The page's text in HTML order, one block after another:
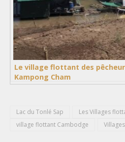
Le village flottant des
Kampong Cham
Lac du Tonlé Sap Les Villages
village flottant Cambodge